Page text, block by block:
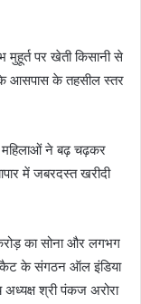
पर खेती किसानी से
आसपास के तहसील स्तर
महिलाओं ने बढ़ चढ़कर
में जबरदस्त खरीदी
का सोना और लगभग
कैट के संगठन ऑल इंडिया
श्री पंकज अरोरा